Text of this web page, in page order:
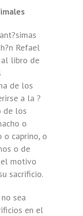
Refael
al libro de
de los
a la ?
de los
o
o caprino, o
o de
motivo
sacrificio.
sea
en el